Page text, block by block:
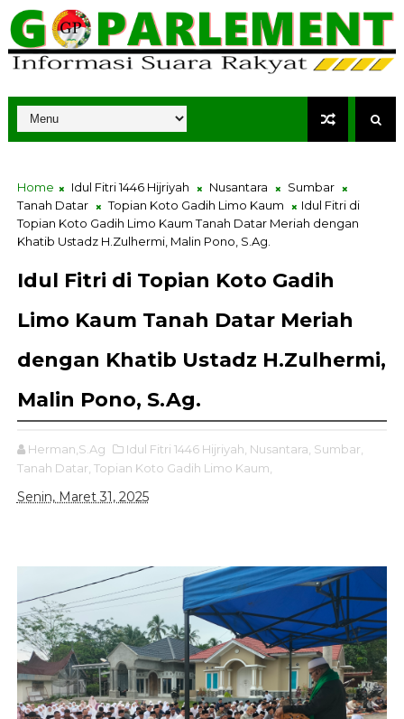
Home Idul Fitri 1446 Hijriyah Nusantara
Sumbar
Tanah Datar
Topian Koto Gadih Limo Kaum
Idul Fitri di
Topian Koto Gadih Limo Kaum Tanah Datar Meriah dengan
Khatib Ustadz H.Zulhermi, Malin Pono, S.Ag.
Idul Fitri di Topian Koto Gadih
Limo Kaum Tanah Datar Meriah
dengan Khatib Ustadz H.Zulhermi,
Malin Pono, S.Ag.
Herman,S.Ag Idul Fitri 1446 Hijriyah, Nusantara, Sumbar,
Tanah Datar, Topian Koto Gadih Limo Kaum,
Senin, Maret 31, 2025